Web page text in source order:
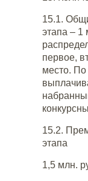
15.1.
этапа – 1
первое,
место.
15.2.
этапа
1,5 млн.